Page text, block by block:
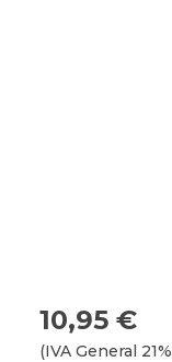
10,95 €
(IVA General